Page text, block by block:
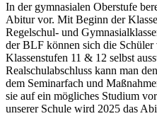
In der gymnasialen Oberstufe
Abitur vor. Mit Beginn der
Regelschul- und
der BLF können sich die
Klassenstufen 11 & 12 selbst
Realschulabschluss kann man
dem Seminarfach und
sie auf ein mögliches Studium
unserer Schule wird 2025 das